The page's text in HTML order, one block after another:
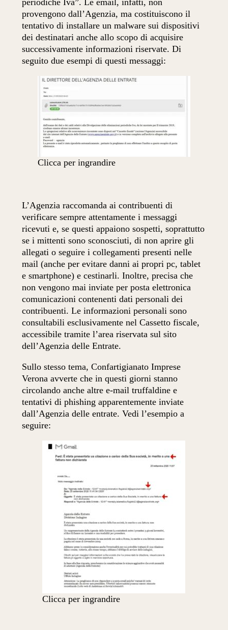
periodiche Iva”. Le email, infatti, non
provengono dall’Agenzia, ma costituiscono il
tentativo di installare un malware sui dispositivi
dei destinatari anche allo scopo di acquisire
successivamente informazioni riservate. Di
seguito due esempi di questi messaggi:
Clicca per ingrandire
L’Agenzia raccomanda ai contribuenti di
verificare sempre attentamente i messaggi
ricevuti e, se questi appaiono sospetti, soprattutto
se i mittenti sono sconosciuti, di non aprire gli
allegati o seguire i collegamenti presenti nelle
mail (anche per evitare danni ai propri pc, tablet
e smartphone) e cestinarli. Inoltre, precisa che
non vengono mai inviate per posta elettronica
comunicazioni contenenti dati personali dei
contribuenti. Le informazioni personali sono
consultabili esclusivamente nel Cassetto fiscale,
accessibile tramite l’area riservata sul sito
dell’Agenzia delle Entrate.
Sullo stesso tema, Confartigianato Imprese
Verona avverte che in questi giorni stanno
circolando anche altre e-mail truffaldine e
tentativi di phishing apparentemente inviate
dall’Agenzia delle entrate. Vedi l’esempio a
seguire:
Clicca per ingrandire